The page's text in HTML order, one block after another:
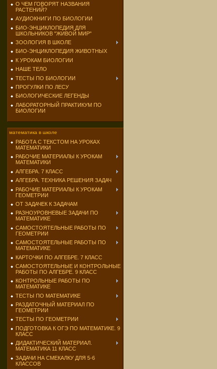
О ЧЕМ ГОВОРЯТ НАЗВАНИЯ
РАСТЕНИЙ?
АУДИОКНИГИ ПО БИОЛОГИИ
БИО-ЭНЦИКЛОПЕДИЯ ДЛЯ
ШКОЛЬНИКОВ "ЖИВОЙ МИР"
ЗООЛОГИЯ В ШКОЛЕ
БИО-ЭНЦИКЛОПЕДИЯ ЖИВОТНЫХ
К УРОКАМ БИОЛОГИИ
НАШЕ ТЕЛО
ТЕСТЫ ПО БИОЛОГИИ
ПРОГУЛКИ ПО ЛЕСУ
БИОЛОГИЧЕСКИЕ ЛЕГЕНДЫ
ЛАБОРАТОРНЫЙ ПРАКТИКУМ ПО
БИОЛОГИИ
математика в школе
РАБОТА С ТЕКСТОМ НА УРОКАХ
МАТЕМАТИКИ
РАБОЧИЕ МАТЕРИАЛЫ К УРОКАМ
МАТЕМАТИКИ
АЛГЕБРА. 7 КЛАСС
АЛГЕБРА. ТЕХНИКА РЕШЕНИЯ ЗАДАЧ
РАБОЧИЕ МАТЕРИАЛЫ К УРОКАМ
ГЕОМЕТРИИ
ОТ ЗАДАЧЕК К ЗАДАЧАМ
РАЗНОУРОВНЕВЫЕ ЗАДАЧИ ПО
МАТЕМАТИКЕ
САМОСТОЯТЕЛЬНЫЕ РАБОТЫ ПО
ГЕОМЕТРИИ
САМОСТОЯТЕЛЬНЫЕ РАБОТЫ ПО
МАТЕМАТИКЕ
КАРТОЧКИ ПО АЛГЕБРЕ. 7 КЛАСС
САМОСТОЯТЕЛЬНЫЕ И КОНТРОЛЬНЫЕ
РАБОТЫ ПО АЛГЕБРЕ. 9 КЛАСС
КОНТРОЛЬНЫЕ РАБОТЫ ПО
МАТЕМАТИКЕ
ТЕСТЫ ПО МАТЕМАТИКЕ
РАЗДАТОЧНЫЙ МАТЕРИАЛ ПО
ГЕОМЕТРИИ
ТЕСТЫ ПО ГЕОМЕТРИИ
ПОДГОТОВКА К ОГЭ ПО МАТЕМАТИКЕ. 9
КЛАСС
ДИДАКТИЧЕСКИЙ МАТЕРИАЛ.
МАТЕМАТИКА 11 КЛАСС
ЗАДАЧИ НА СМЕКАЛКУ ДЛЯ 5-6
КЛАССОВ